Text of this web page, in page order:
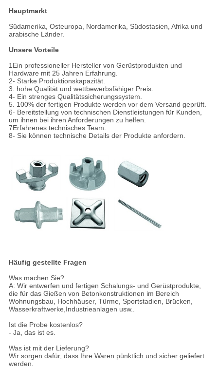
Hauptmarkt
Südamerika, Osteuropa, Nordamerika, Südostasien, Afrika und
arabische Länder.
Unsere Vorteile
1Ein professioneller Hersteller von Gerüstprodukten und
Hardware mit 25 Jahren Erfahrung.
2- Starke Produktionskapazität.
3. hohe Qualität und wettbewerbsfähiger Preis.
4- Ein strenges Qualitätssicherungssystem.
5. 100% der fertigen Produkte werden vor dem Versand geprüft.
6- Bereitstellung von technischen Dienstleistungen für Kunden,
um ihnen bei ihren Anforderungen zu helfen.
7Erfahrenes technisches Team.
8- Sie können technische Details der Produkte anfordern.
Häufig gestellte Fragen
Was machen Sie?
A: Wir entwerfen und fertigen Schalungs- und Gerüstprodukte,
die für das Gießen von Betonkonstruktionen im Bereich
Wohnungsbau, Hochhäuser, Türme, Sportstadien, Brücken,
Wasserkraftwerke,Industrieanlagen usw..
Ist die Probe kostenlos?
- Ja, das ist es.
Was ist mit der Lieferung?
Wir sorgen dafür, dass Ihre Waren pünktlich und sicher geliefert
werden.